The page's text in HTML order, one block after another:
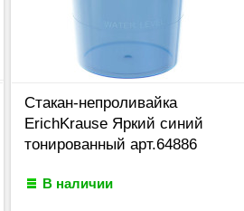
Стакан-непроливайка
ErichKrause Яркий синий
тонированный арт.64886
В наличии